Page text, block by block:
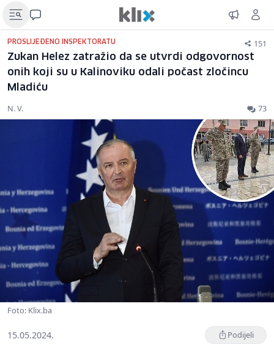
PROSLIJEĐENO INSPEKTORATU 151
Zukan Helez zatražio da se utvrdi odgovornost
onih koji su u Kalinoviku odali počast zločincu
Mladiću
N. V. 73
Foto: Klix.ba
15.05.2024. Podijeli